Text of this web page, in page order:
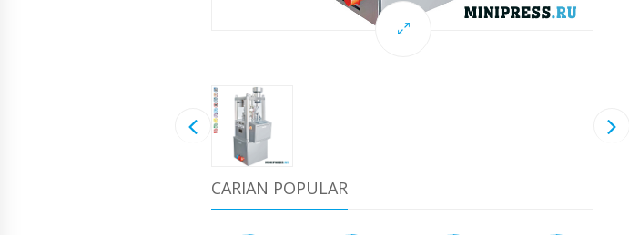
CARIAN POPULAR